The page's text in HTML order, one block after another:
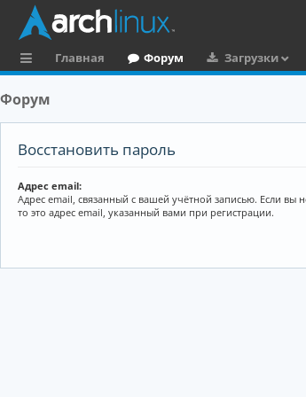
ы
и
Главная Форум Загрузки
Форум
Восстановить пароль
Адрес email:
Адрес email, связанный с вашей учётной записью. Если вы
то это адрес email, указанный вами при регистрации.